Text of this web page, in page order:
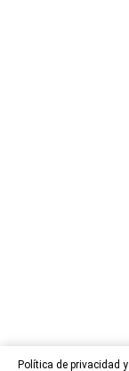
Política de privacidad